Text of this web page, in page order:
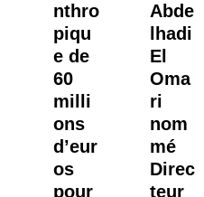
nthro
piqu
e de
60
milli
ons
d’eur
os
pour
Abde
lhadi
El
Oma
ri
nom
mé
Direc
teur